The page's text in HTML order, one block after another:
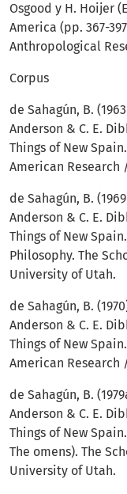
Osgood y H. Hoijer
America (pp. 367-
Anthropological
Corpus
de Sahagún, B.
Anderson & C. E.
Things of New
American Research
de Sahagún, B.
Anderson & C. E.
Things of New
Philosophy. The
University of Utah.
de Sahagún, B.
Anderson & C. E.
Things of New
American Research
de Sahagún, B.
Anderson & C. E.
Things of New
The omens). The
University of Utah.